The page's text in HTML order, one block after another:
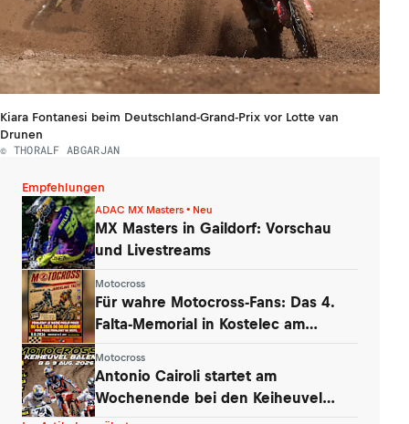
Kiara Fontanesi beim Deutschland-Grand-Prix vor Lotte van
Drunen
© THORALF ABGARJAN
Empfehlungen
ADAC MX Masters • Neu
MX Masters in Gaildorf: Vorschau
und Livestreams
Motocross
Für wahre Motocross-Fans: Das 4.
Falta-Memorial in Kostelec am
Motocross
Antonio Cairoli startet am
Wochenende bei den Keiheuvel
Masters in Mol